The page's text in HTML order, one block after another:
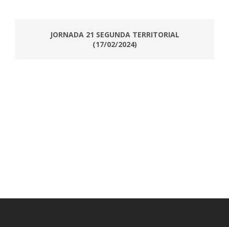
JORNADA 21 SEGUNDA TERRITORIAL
(17/02/2024)